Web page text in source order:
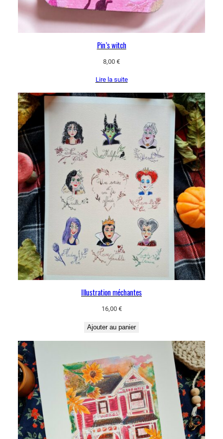
Pin’s witch
8,00 €
Lire la suite
Illustration méchantes
16,00 €
Ajouter au panier